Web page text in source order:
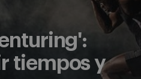
tiempos y